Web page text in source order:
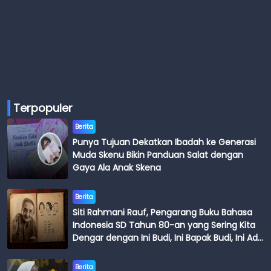
Terpopuler
Berita
Punya Tujuan Dekatkan Ibadah ke Generasi
Muda Skenu Bikin Panduan Salat dengan
Gaya Ala Anak Skena
Berita
Siti Rahmani Rauf, Pengarang Buku Bahasa
Indonesia SD Tahun 80-an yang Sering Kita
Dengar dengan Ini Budi, Ini Bapak Budi, Ini Adik
Berita